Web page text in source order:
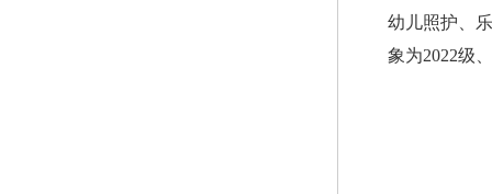
幼儿照护、
象为2022级